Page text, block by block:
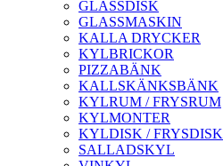
GLASSDISK
GLASSMASKIN
KALLA DRYCKER
KYLBRICKOR
PIZZABÄNK
KALLSKÄNKSBÄNK
KYLRUM / FRYSRUM
KYLMONTER
KYLDISK / FRYSDISK
SALLADSKYL